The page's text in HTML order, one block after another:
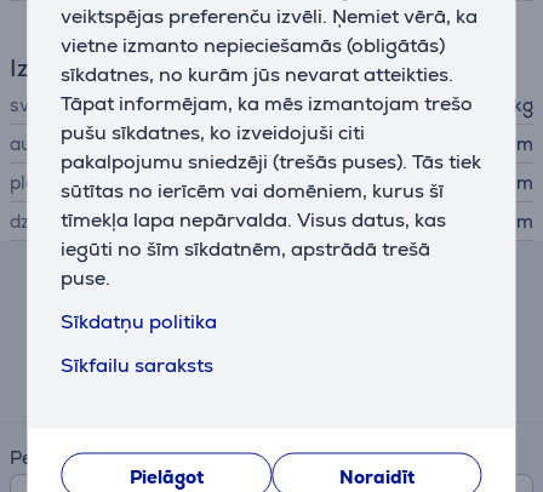
veiktspējas preferenču izvēli. Ņemiet vērā, ka
vietne izmanto nepieciešamās (obligātās)
sīkdatnes, no kurām jūs nevarat atteikties.
Tāpat informējam, ka mēs izmantojam trešo
pušu sīkdatnes, ko izveidojuši citi
pakalpojumu sniedzēji (trešās puses). Tās tiek
sūtītas no ierīcēm vai domēniem, kurus šī
tīmekļa lapa nepārvalda. Visus datus, kas
iegūti no šīm sīkdatnēm, apstrādā trešā
puse.
Sīkdatņu politika
Sīkfailu saraksts
Pielāgot
Noraidīt
Izmēri
svars
12 kg
augstums
35,2 cm
platums
35,1 cm
dziļums
40,8 cm
Aptuvens ikmēneša maksājums
Periods